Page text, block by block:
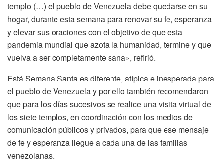
templo (…) el pueblo de Venezuela debe quedarse en su
hogar, durante esta semana para renovar su fe, esperanza
y elevar sus oraciones con el objetivo de que esta
pandemia mundial que azota la humanidad, termine y que
vuelva a ser completamente sana», refirió.
Está Semana Santa es diferente, atípica e inesperada para
el pueblo de Venezuela y por ello también recomendaron
que para los días sucesivos se realice una visita virtual de
los siete templos, en coordinación con los medios de
comunicación públicos y privados, para que ese mensaje
de fe y esperanza llegue a cada una de las familias
venezolanas.